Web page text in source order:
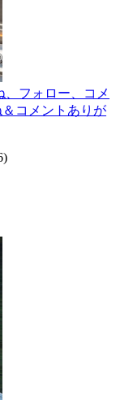
、フォロー、コメ
コメントありが